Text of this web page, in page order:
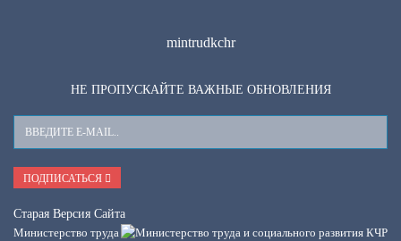
mintrudkchr
НЕ ПРОПУСКАЙТЕ ВАЖНЫЕ ОБНОВЛЕНИЯ
Ваш
E-
Mail
ПОДПИСАТЬСЯ
Старая Версия Сайта
Министерство труда